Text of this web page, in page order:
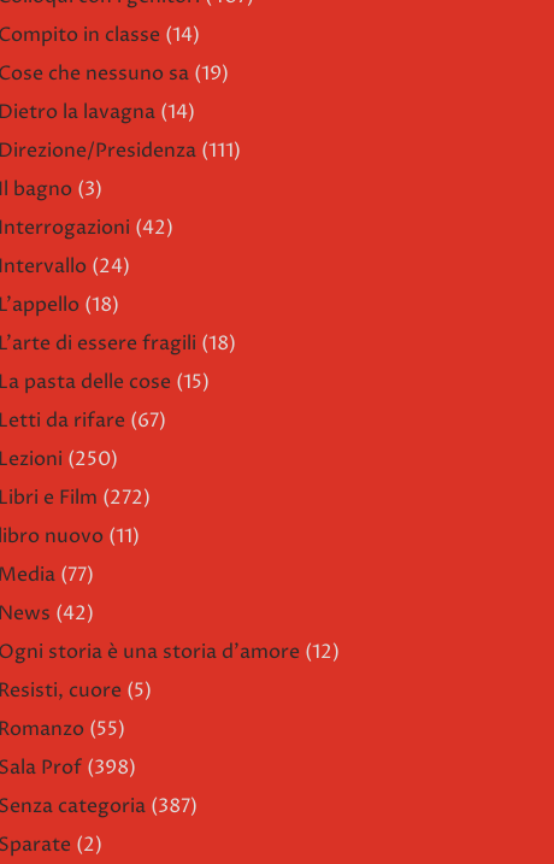
Compito in classe (14)
Cose che nessuno sa (19)
Dietro la lavagna (14)
Direzione/Presidenza (111)
Il bagno (3)
Interrogazioni (42)
Intervallo (24)
L'appello (18)
L'arte di essere fragili (18)
La pasta delle cose (15)
Letti da rifare (67)
Lezioni (250)
Libri e Film (272)
libro nuovo (11)
Media (77)
News (42)
Ogni storia è una storia d'amore (12)
Resisti, cuore (5)
Romanzo (55)
Sala Prof (398)
Senza categoria (387)
Sparate (2)